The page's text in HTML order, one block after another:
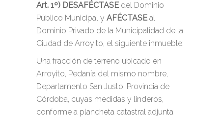
Art. 1º) DESAFÉCTASE del Dominio
Público Municipal y AFÉCTASE al
Dominio Privado de la Municipalidad de la
Ciudad de Arroyito, el siguiente inmueble:
Una fracción de terreno ubicado en
Arroyito, Pedanía del mismo nombre,
Departamento San Justo, Provincia de
Córdoba, cuyas medidas y linderos,
conforme a plancheta catastral adjunta